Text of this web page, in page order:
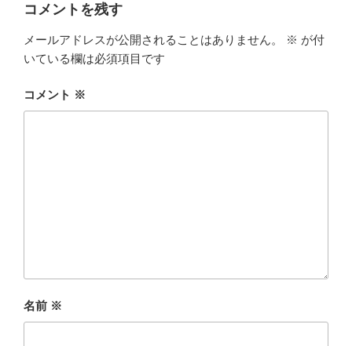
コメントを残す
メールアドレスが公開されることはありません。 ※ が付
いている欄は必須項目です
コメント ※
名前 ※